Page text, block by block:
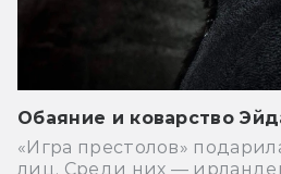
Обаяние и коварство
«Игра престолов»
лиц. Среди них —